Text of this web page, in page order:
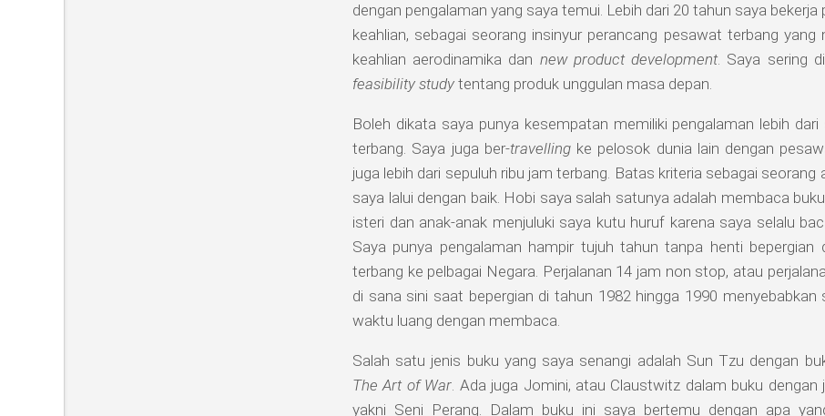
dengan pengalaman yang saya temui. Lebih dari 20 tahun saya bekerja
keahlian, sebagai seorang insinyur perancang pesawat terbang yang
keahlian aerodinamika dan new product development. Saya sering
feasibility study tentang produk unggulan masa depan.
Boleh dikata saya punya kesempatan memiliki pengalaman lebih dari
terbang. Saya juga ber-travellingke pelosok dunia lain dengan
juga lebih dari sepuluh ribu jam terbang. Batas kriteria sebagai seorang
saya lalui dengan baik. Hobi saya salah satunya adalah membaca
isteri dan anak-anak menjuluki saya kutu huruf karena saya selalu
Saya punya pengalaman hampir tujuh tahun tanpa henti bepergian
terbang ke pelbagai Negara. Perjalanan 14 jam non stop, atau
di sana sini saat bepergian di tahun 1982 hingga 1990 menyebabkan
waktu luang dengan membaca.
Salah satu jenis buku yang saya senangi adalah Sun Tzu dengan
The Art of War. Ada juga Jomini, atau Claustwitz dalam buku dengan
yakni Seni Perang. Dalam buku ini saya bertemu dengan apa